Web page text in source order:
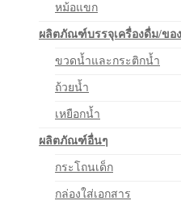
หม้อแขก
ผลิตภัณฑ์บรรจุเครื่องดื่ม/ขอ
ขวดน้ำและกระติกน้ำ
ถ้วยน้ำ
เหยือกน้ำ
ผลิตภัณฑ์อื่นๆ
กระโถนเด็ก
กล่องใส่เอกสาร